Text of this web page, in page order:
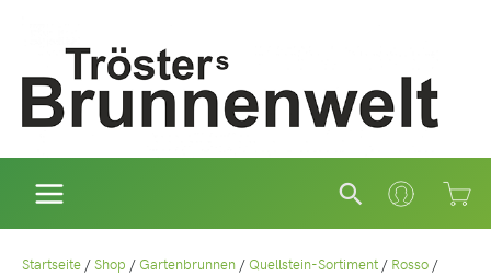
Suchen
Startseite /Shop /Gartenbrunnen /Quellstein-Sortiment / Rosso /